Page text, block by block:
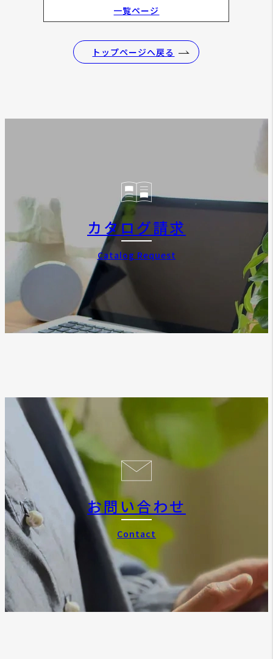
一覧ページ
トップページへ戻る
カタログ請求
Catalog Request
お問い合わせ
Contact